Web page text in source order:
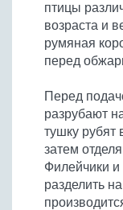
птицы
возраста и
румяная
перед
Перед
разрубают
тушку рубят
затем
Филейчики
разделить